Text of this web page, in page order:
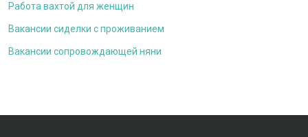
Работа вахтой для женщин
Вакансии сиделки с проживанием
Вакансии сопровождающей няни